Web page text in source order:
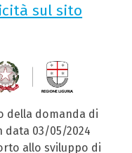
sul sito
della domanda di
data 03/05/2024
allo sviluppo di